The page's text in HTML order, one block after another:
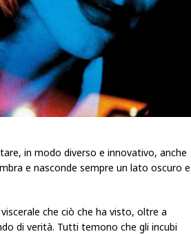
in modo diverso e innovativo, anche
e nasconde sempre un lato oscuro e
che ciò che ha visto, oltre a
di verità. Tutti temono che gli incubi